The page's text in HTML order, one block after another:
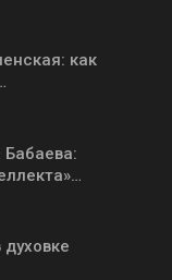
как